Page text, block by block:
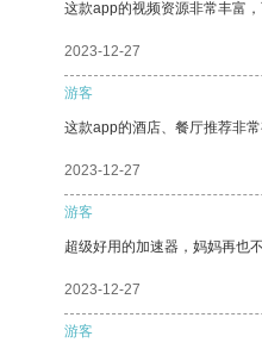
这款app的视频资源非常丰富
2023-12-27
游客
这款app的酒店、餐厅推荐非
2023-12-27
游客
超级好用的加速器，妈妈再也
2023-12-27
游客